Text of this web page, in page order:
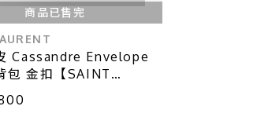
商品已售完
Cassandre Envelope
包 金扣【SAINT
YSL 聖羅蘭】 695108